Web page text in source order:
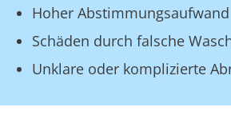
Hoher Abstimmungsaufwand
Schäden durch falsche
Unklare oder komplizierte